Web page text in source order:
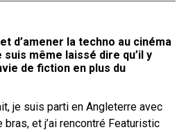
d’amener la techno au cinéma
suis même laissé dire qu’il y
de fiction en plus du
je suis parti en Angleterre avec
bras, et j’ai rencontré Featuristic